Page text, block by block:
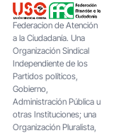
Federacion de Atención
a la Ciudadanía. Una
Organización Sindical
Independiente de los
Partidos políticos,
Gobierno,
Administración Pública u
otras Instituciones; una
Organización Pluralista,